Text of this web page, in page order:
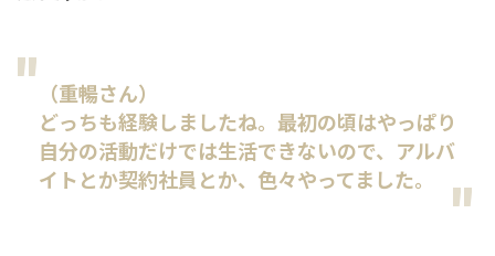
（重暢さん）
どっちも経験しましたね。最初の頃はやっぱり
自分の活動だけでは生活できないので、アルバ
イトとか契約社員とか、色々やってました。